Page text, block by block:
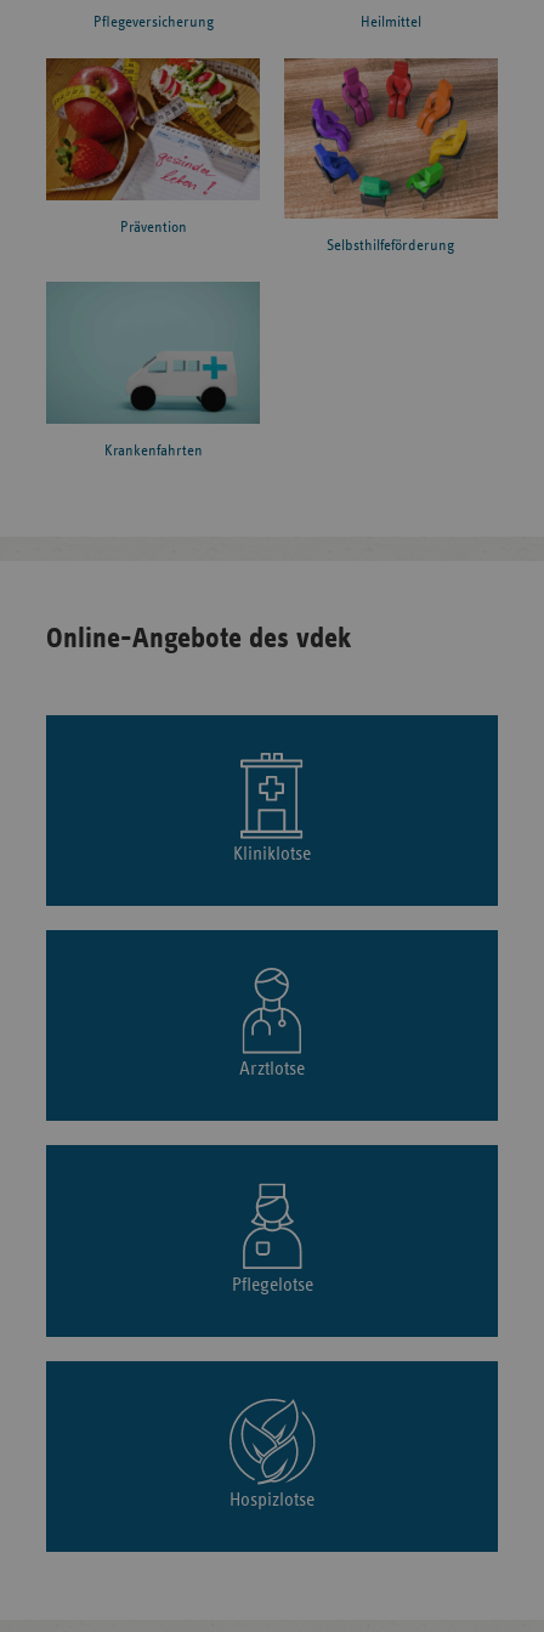
Pflegeversicherung Heilmittel
Prävention
Selbsthilfeförderung
Krankenfahrten
Online-Angebote des vdek
Kliniklotse
Arztlotse
Pflegelotse
Hospizlotse